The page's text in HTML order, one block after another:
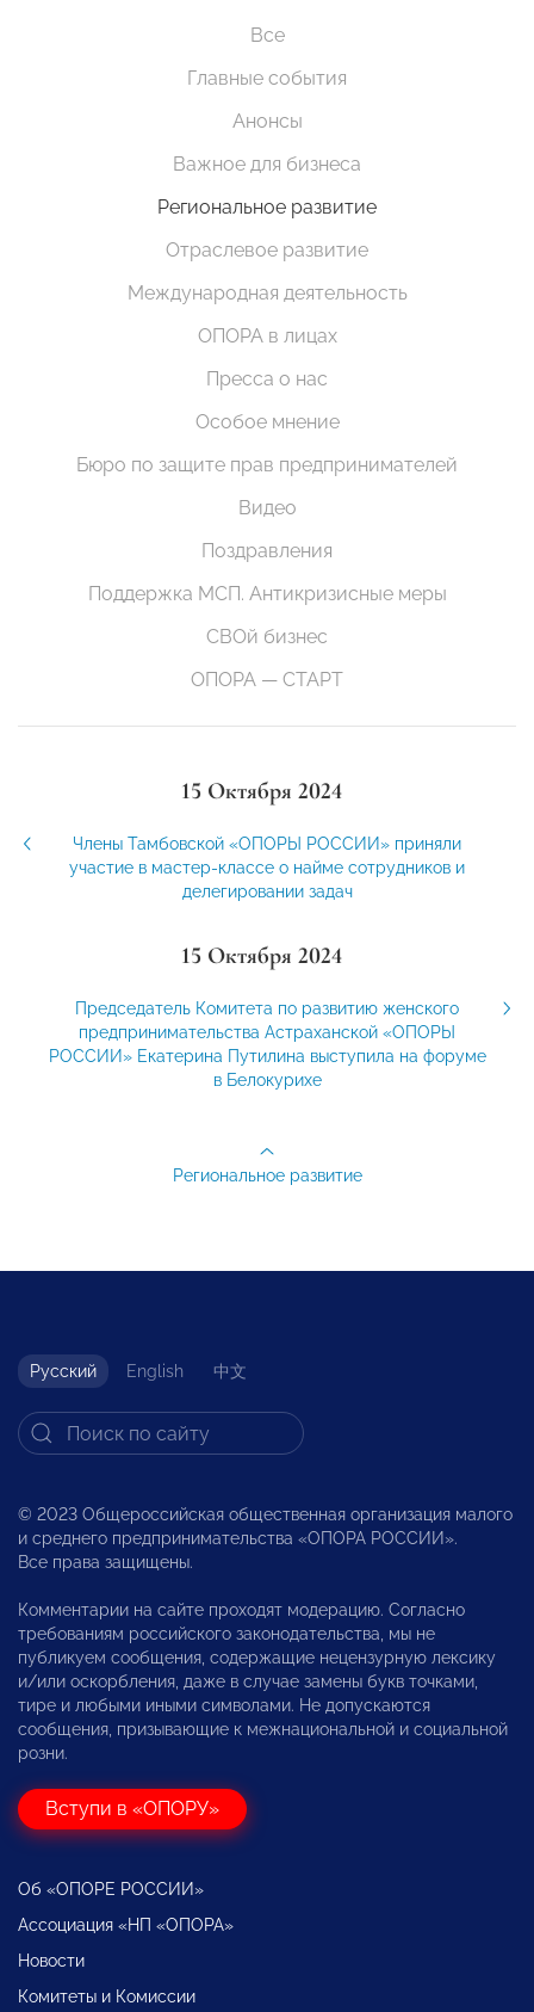
Все
Главные события
Анонсы
Важное для бизнеса
Региональное развитие
Отраслевое развитие
Международная деятельность
ОПОРА в лицах
Пресса о нас
Особое мнение
Бюро по защите прав предпринимателей
Видео
Поздравления
Поддержка МСП. Антикризисные меры
СВОй бизнес
ОПОРА — СТАРТ
15 Октября 2024
Члены Тамбовской «ОПОРЫ РОССИИ» приняли
участие в мастер-классе о найме сотрудников и
делегировании задач
15 Октября 2024
Председатель Комитета по развитию женского
предпринимательства Астраханской «ОПОРЫ
РОССИИ» Екатерина Путилина выступила на форуме
в Белокурихе
Региональное развитие
Русский English 中文
© 2023 Общероссийская общественная организация малого
и среднего предпринимательства «ОПОРА РОССИИ».
Все права защищены.
Комментарии на сайте проходят модерацию. Согласно
требованиям российского законодательства, мы не
публикуем сообщения, содержащие нецензурную лексику
и/или оскорбления, даже в случае замены букв точками,
тире и любыми иными символами. Не допускаются
сообщения, призывающие к межнациональной и социальной
розни.
Вступи в «ОПОРУ»
Об «ОПОРЕ РОССИИ»
Ассоциация «НП «ОПОРА»
Новости
Комитеты и Комиссии